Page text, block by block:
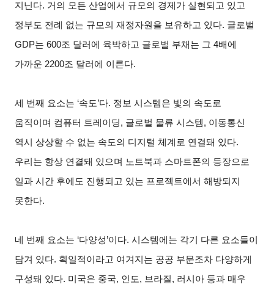
지닌다. 거의 모든 산업에서 규모의 경제가 실현되고 있고
정부도 전례 없는 규모의 재정자원을 보유하고 있다. 글로벌
GDP는 600조 달러에 육박하고 글로벌 부채는 그 4배에
가까운 2200조 달러에 이른다.
세 번째 요소는 ‘속도’다. 정보 시스템은 빛의 속도로
움직이며 컴퓨터 트레이딩, 글로벌 물류 시스템, 이동통신
역시 상상할 수 없는 속도의 디지털 체계로 연결돼 있다.
우리는 항상 연결돼 있으며 노트북과 스마트폰의 등장으로
일과 시간 후에도 진행되고 있는 프로젝트에서 해방되지
못한다.
네 번째 요소는 ‘다양성’이다. 시스템에는 각기 다른 요소들이
담겨 있다. 획일적이라고 여겨지는 공공 부문조차 다양하게
구성돼 있다. 미국은 중국, 인도, 브라질, 러시아 등과 매우